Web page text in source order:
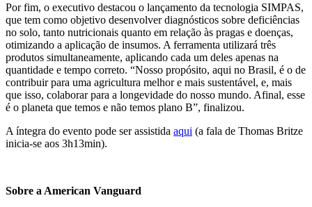
Por fim, o executivo destacou o lançamento da tecnologia SIMPAS,
que tem como objetivo desenvolver diagnósticos sobre deficiências
no solo, tanto nutricionais quanto em relação às pragas e doenças,
otimizando a aplicação de insumos. A ferramenta utilizará três
produtos simultaneamente, aplicando cada um deles apenas na
quantidade e tempo correto. “Nosso propósito, aqui no Brasil, é o de
contribuir para uma agricultura melhor e mais sustentável, e, mais
que isso, colaborar para a longevidade do nosso mundo. Afinal, esse
é o planeta que temos e não temos plano B”, finalizou.
A íntegra do evento pode ser assistida aqui (a fala de Thomas Britze
inicia-se aos 3h13min).
Sobre a American Vanguard